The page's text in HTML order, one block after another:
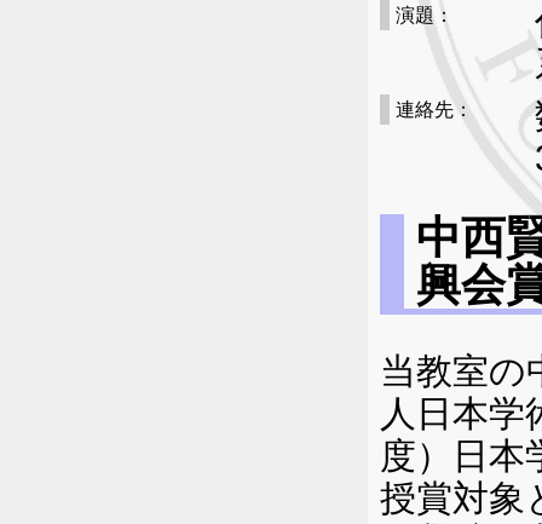
演題：
連絡先：
中西
興会
当教室の
人日本学
度）日本
授賞対象